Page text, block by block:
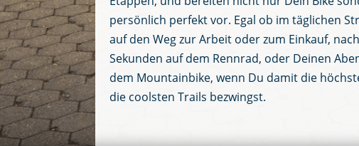
persönlich perfekt vor. Egal ob im täglichen
auf den Weg zur Arbeit oder zum Einkauf,
Sekunden auf dem Rennrad, oder Deinen
dem Mountainbike, wenn Du damit die
die coolsten Trails bezwingst.